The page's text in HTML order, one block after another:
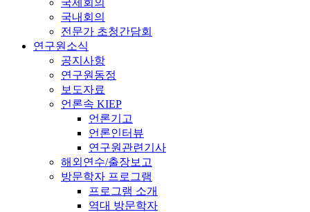
국내회의
전문가 초청간담회
연구원소식
공지사항
연구원동정
보도자료
언론속 KIEP
언론기고
언론인터뷰
연구원관련기사
해외연수/출장보고
방문학자 프로그램
프로그램 소개
역대 방문학자